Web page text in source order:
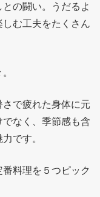
の闘い。うだるよ
む工夫をたくさん
で疲れた身体に元
なく、季節感も含
です。
料理を５つピック